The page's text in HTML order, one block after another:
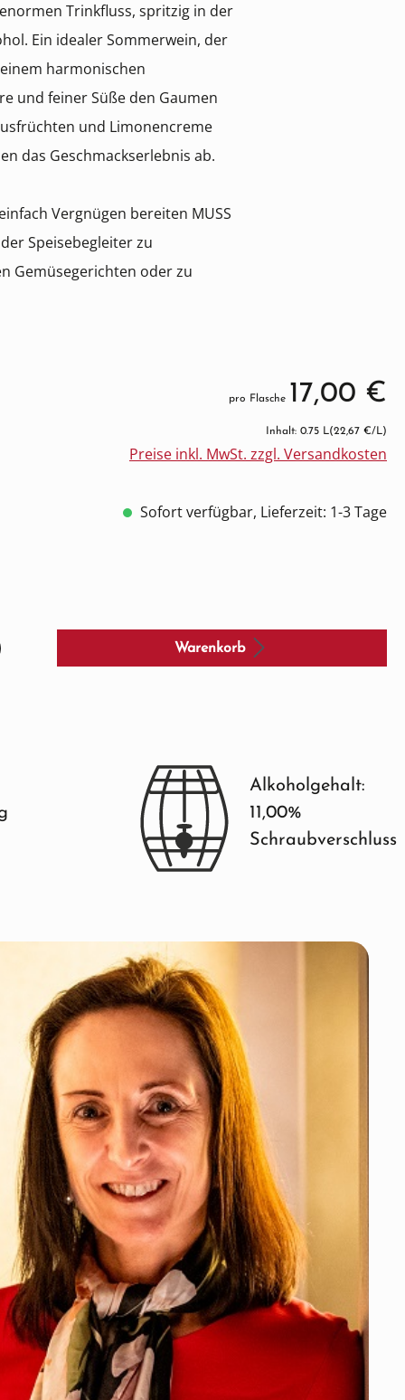
Trinkfluss, spritzig in der
Ein idealer Sommerwein, der
harmonischen
und feiner Süße den Gaumen
und Limonencreme
das Geschmackserlebnis ab.
Vergnügen bereiten MUSS
Speisebegleiter zu
Gemüsegerichten oder zu
pro Flasche 17,00 €
Inhalt: 0.75 L(22,67 €/L)
Preise inkl. MwSt. zzgl. Versandkosten
Sofort verfügbar, Lieferzeit: 1-3 Tage
Warenkorb
Alkoholgehalt:
11,00%
Schraubverschluss